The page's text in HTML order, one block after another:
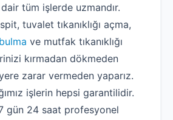
tüm işlerde uzmandır.
tuvalet tıkanıklığı açma,
ve mutfak tıkanıklığı
kırmadan dökmeden
zarar vermeden yaparız.
işlerin hepsi garantilidir.
gün 24 saat profesyonel